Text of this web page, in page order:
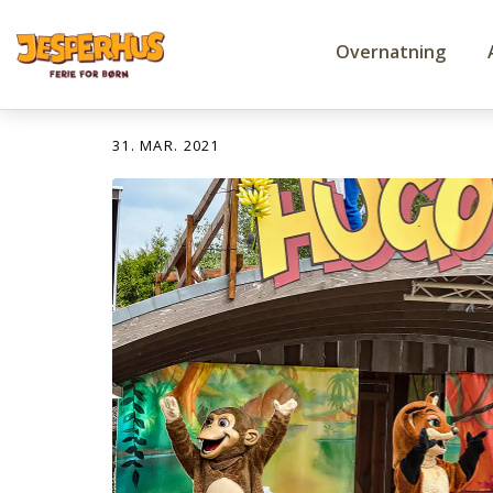
Overnatning
Klar til åbning
31. MAR. 2021